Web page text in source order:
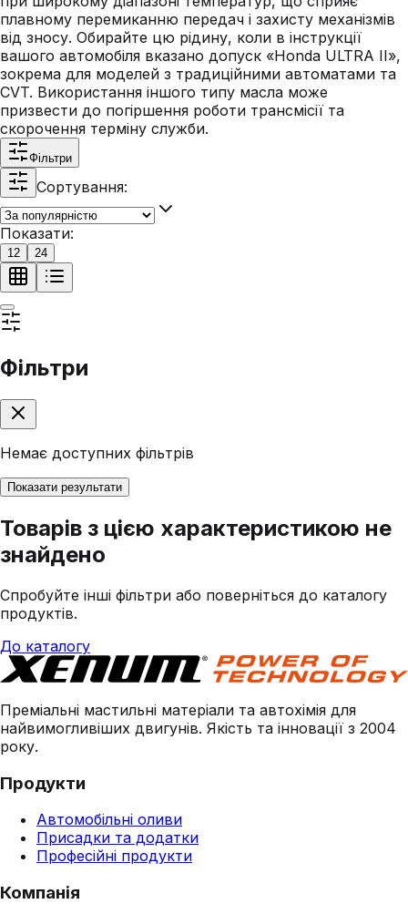
плавному перемиканню передач і захисту механізмів
від зносу. Обирайте цю рідину, коли в інструкції
вашого автомобіля вказано допуск «Honda ULTRA II»,
зокрема для моделей з традиційними автоматами та
CVT. Використання іншого типу масла може
призвести до погіршення роботи трансмісії та
скорочення терміну служби.
Фільтри
Сортування:
Показати:
12 24
Фільтри
Немає доступних фільтрів
Показати результати
Товарів з цією характеристикою не
знайдено
Спробуйте інші фільтри або поверніться до каталогу
продуктів.
До каталогу
Преміальні мастильні матеріали та автохімія для
найвимогливіших двигунів. Якість та інновації з 2004
року.
Продукти
Автомобільні оливи
Присадки та додатки
Професійні продукти
Компанія